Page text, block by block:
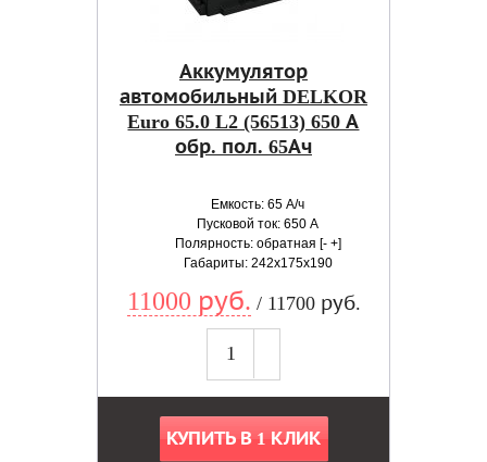
Аккумулятор
автомобильный DELKOR
Euro 65.0 L2 (56513) 650 А
обр. пол. 65Ач
Емкость: 65 А/ч
Пусковой ток: 650 А
Полярность: обратная [- +]
Габариты: 242x175x190
11000 руб. / 11700 руб.
КУПИТЬ В 1 КЛИК